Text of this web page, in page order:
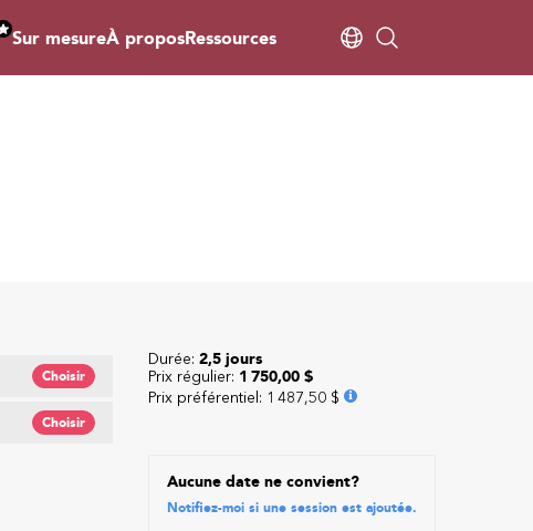
Sur mesureÀ proposRessources
Choisir
Choisir
Durée: 2,5 jours
Prix régulier: 1 750,00 $
Prix préférentiel : 1 487,50 $
Aucune date ne convient?
Notifiez-moi si une session est ajoutée.